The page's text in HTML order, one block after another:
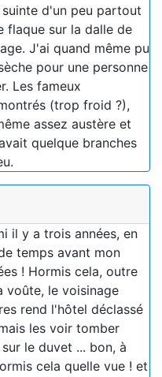
d'un peu partout
flaque sur la dalle de
J'ai quand même pu
pour une personne
Les fameux
(trop froid ?),
assez austère et
quelque branches
il y a trois années, en
temps avant mon
! Hormis cela, outre
voûte, le voisinage
rend l'hôtel déclassé
les voir tomber
le duvet ... bon, à
cela quelle vue ! et